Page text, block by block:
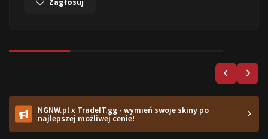
NGNW.pl x TradeIT.gg - wymień swoje skiny po
najlepszej możliwej cenie!